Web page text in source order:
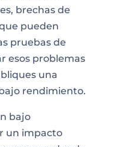
brechas de
pueden
pruebas de
esos problemas
una
rendimiento.
bajo
un impacto